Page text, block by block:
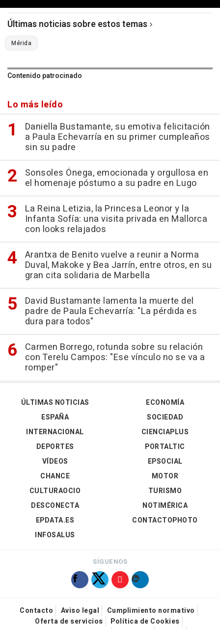
Últimas noticias sobre estos temas
Mérida
Contenido patrocinado
Lo más leído
Daniella Bustamante, su emotiva felicitación
a Paula Echevarría en su primer cumpleaños
sin su padre
Sonsoles Ónega, emocionada y orgullosa en
el homenaje póstumo a su padre en Lugo
La Reina Letizia, la Princesa Leonor y la
Infanta Sofía: una visita privada en Mallorca
con looks relajados
Arantxa de Benito vuelve a reunir a Norma
Duval, Makoke y Bea Jarrín, entre otros, en su
gran cita solidaria de Marbella
David Bustamante lamenta la muerte del
padre de Paula Echevarría: "La pérdida es
dura para todos"
Carmen Borrego, rotunda sobre su relación
con Terelu Campos: "Ese vínculo no se va a
romper"
ÚLTIMAS NOTICIAS
ESPAÑA
INTERNACIONAL
DEPORTES
VÍDEOS
ECONOMÍA
SOCIEDAD
CIENCIAPLUS
PORTALTIC
EPSOCIAL
CHANCE
CULTURAOCIO
DESCONECTA
EPDATA.ES
INFOSALUS
MOTOR
TURISMO
NOTIMÉRICA
CONTACTOPHOTO
SÍGUENOS
Contacto Aviso legal
Cumplimiento normativo
Oferta de servicios
Política de Cookies